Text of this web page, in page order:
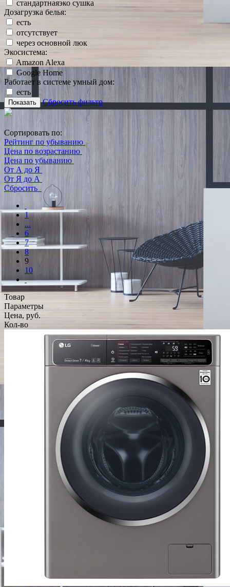
стандартнаяэко сушка
Дозагрузка белья:
есть
отсутствует
через основной люк
Экосистема:
Amazon Alexa
Google Home
Работает в системе умный дом:
есть
Показать Сбросить фильтр
Сортировать по:
Рейтинг по убыванию
Цена по возрастанию
Цена по убыванию
От А до Я
От Я до А
Сбросить
1
...
6
7
8
9
10
Товар
Параметры
Цена, руб.
Кол-во